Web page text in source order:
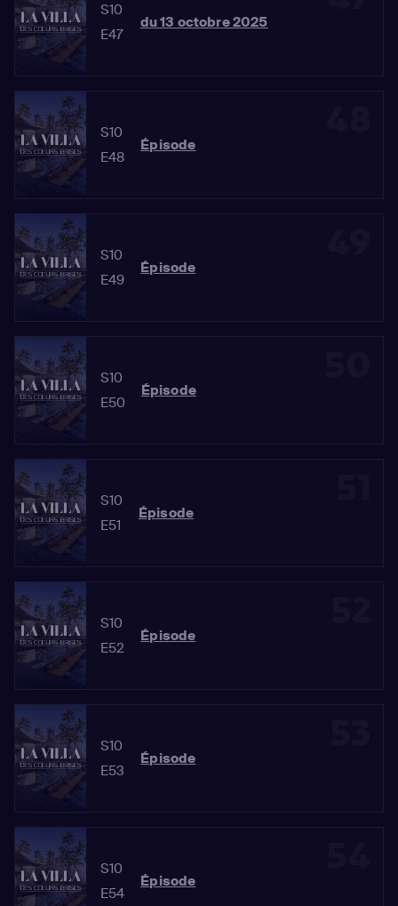
S10
E47
du 13 octobre 2025
S10
E48
Épisode
S10
E49
Épisode
S10
E50
Épisode
S10
E51
Épisode
S10
E52
Épisode
S10
E53
Épisode
S10
E54
Épisode